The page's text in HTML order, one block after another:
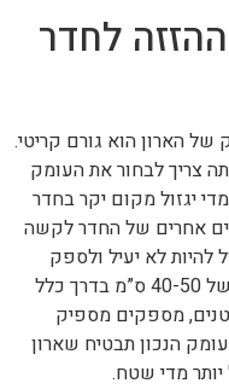
לחדר
הארון הוא גורם קריטי.
צריך לבחור את העומק
יגזול מקום יקר בחדר
אחרים של החדר לקשה
להיות לא יעיל ולספק
מעט מדי אחסון. ארונות ההזזה בעומק של 40-50 ס”מ בדרך כלל
מספקים מספיק
הנכון תבטיח שארון
יותר מדי שטח.